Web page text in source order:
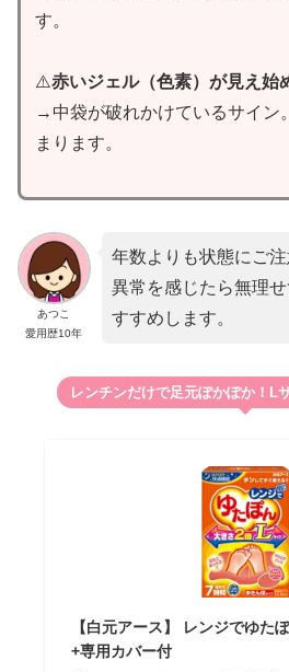
す。
⚠️赤いジェル（色素）が見え始
→中袋が破れかけているサイン
まります。
あつこ
愛用歴10年
年数よりも状態にご注
異常を感じたら無理
すすめします。
レンチンだけで足元ぽかぽか！L
【白元アース】 レンジでゆた
+専用カバー付